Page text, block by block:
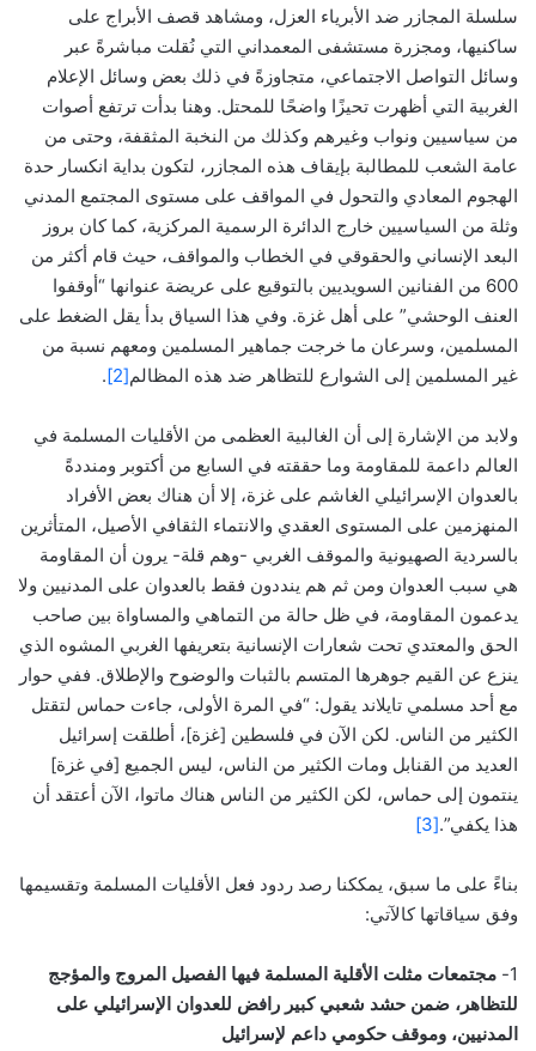
سلسلة المجازر ضد الأبرياء العزل، ومشاهد قصف الأبراج على
ساكنيها، ومجزرة مستشفى المعمداني التي نُقلت مباشرةً عبر
وسائل التواصل الاجتماعي، متجاوزةً في ذلك بعض وسائل الإعلام
الغربية التي أظهرت تحيزًا واضحًا للمحتل. وهنا بدأت ترتفع أصوات
من سياسيين ونواب وغيرهم وكذلك من النخبة المثقفة، وحتى من
عامة الشعب للمطالبة بإيقاف هذه المجازر، لتكون بداية انكسار حدة
الهجوم المعادي والتحول في المواقف على مستوى المجتمع المدني
وثلة من السياسيين خارج الدائرة الرسمية المركزية، كما كان بروز
البعد الإنساني والحقوقي في الخطاب والمواقف، حيث قام أكثر من
600 من الفنانين السويديين بالتوقيع على عريضة عنوانها “أوقفوا
العنف الوحشي” على أهل غزة. وفي هذا السياق بدأ يقل الضغط على
المسلمين، وسرعان ما خرجت جماهير المسلمين ومعهم نسبة من
غير المسلمين إلى الشوارع للتظاهر ضد هذه المظالم[2]
.
ولابد من الإشارة إلى أن الغالبية العظمى من الأقليات المسلمة في
العالم داعمة للمقاومة وما حققته في السابع من أكتوبر ومنددةً
بالعدوان الإسرائيلي الغاشم على غزة، إلا أن هناك بعض الأفراد
المنهزمين على المستوى العقدي والانتماء الثقافي الأصيل، المتأثرين
بالسردية الصهيونية والموقف الغربي -وهم قلة- يرون أن المقاومة
هي سبب العدوان ومن ثم هم ينددون فقط بالعدوان على المدنيين ولا
يدعمون المقاومة، في ظل حالة من التماهي والمساواة بين صاحب
الحق والمعتدي تحت شعارات الإنسانية بتعريفها الغربي المشوه الذي
ينزع عن القيم جوهرها المتسم بالثبات والوضوح والإطلاق. ففي حوار
مع أحد مسلمي تايلاند يقول: “في المرة الأولى، جاءت حماس لتقتل
الكثير من الناس. لكن الآن في فلسطين [غزة]، أطلقت إسرائيل
العديد من القنابل ومات الكثير من الناس، ليس الجميع [في غزة]
ينتمون إلى حماس، لكن الكثير من الناس هناك ماتوا، الآن أعتقد أن
هذا يكفي”.[3]
بناءً على ما سبق، يمككنا رصد ردود فعل الأقليات المسلمة وتقسيمها
وفق سياقاتها كالآتي:
1-
مجتمعات مثلت الأقلية المسلمة فيها الفصيل المروج والمؤجج
للتظاهر، ضمن حشد شعبي كبير رافض للعدوان الإسرائيلي على
المدنيين، وموقف حكومي داعم لإسرائيل